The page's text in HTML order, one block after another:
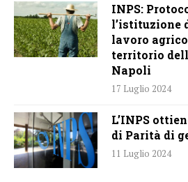
INPS:
l’istituzione
lavoro
territorio
Napoli
17 Luglio 2024
L’INPS
di Parità di
11 Luglio 2024